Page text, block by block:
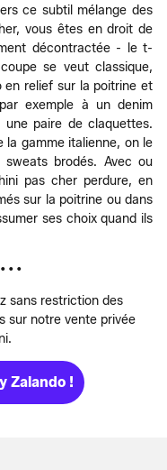
ce subtil mélange des
vous êtes en droit de
décontractée - le t-
se veut classique,
en relief sur la poitrine et
exemple à un denim
paire de claquettes.
la gamme italienne, on le
brodés. Avec ou
pas cher perdure, en
sur la poitrine ou dans
ses choix quand ils
• •
sans restriction des
sur notre vente privée
Zalando !